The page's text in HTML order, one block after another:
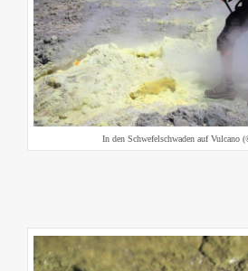
In den Schwefelschwaden auf Vulcano